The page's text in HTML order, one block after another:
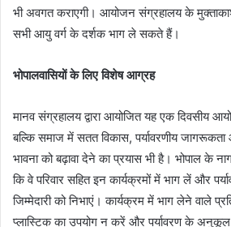
भी अवगत कराएगी। आयोजन संग्रहालय के
सभी आयु वर्ग के दर्शक भाग ले सकते हैं।
भोपालवासियों के लिए विशेष आग्रह
मानव संग्रहालय द्वारा आयोजित यह एक दिवसीय
बल्कि समाज में सतत विकास, पर्यावरणीय
भावना को बढ़ावा देने का प्रयास भी है। भोपाल के
कि वे परिवार सहित इन कार्यक्रमों में भाग लें और
जिम्मेदारी को निभाएं। कार्यक्रम में भाग लेने वाले
प्लास्टिक का उपयोग न करें और पर्यावरण के अनुकूल